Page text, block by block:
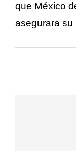
que México
asegurara